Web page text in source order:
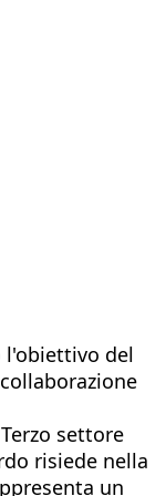
l'obiettivo del
settore
risiede nella
un